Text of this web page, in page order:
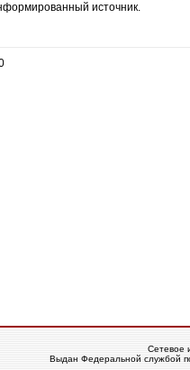
источник.
Сетевое
Выдан Федеральной службой